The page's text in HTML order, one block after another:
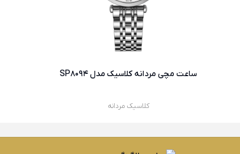
ساعت مچی مردانه کلاسیک مدل SP8094
کلاسیک مردانه